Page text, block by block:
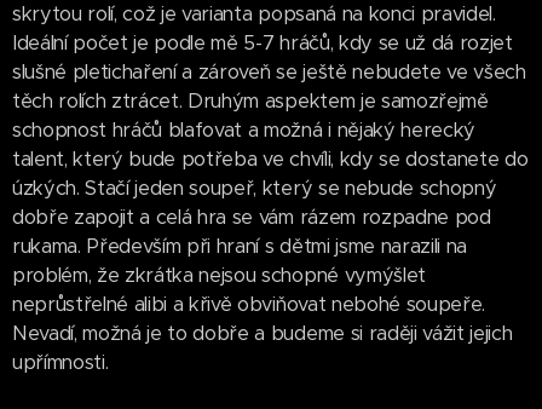
skrytou rolí, což je varianta popsaná na konci pravidel.
Ideální počet je podle mě 5-7 hráčů, kdy se už dá rozjet
slušné pletichaření a zároveň se ještě nebudete ve všech
těch rolích ztrácet. Druhým aspektem je samozřejmě
schopnost hráčů blafovat a možná i nějaký herecký
talent, který bude potřeba ve chvíli, kdy se dostanete do
úzkých. Stačí jeden soupeř, který se nebude schopný
dobře zapojit a celá hra se vám rázem rozpadne pod
rukama. Především při hraní s dětmi jsme narazili na
problém, že zkrátka nejsou schopné vymýšlet
neprůstřelné alibi a křivě obviňovat nebohé soupeře.
Nevadí, možná je to dobře a budeme si raději vážit jejich
upřímnosti.